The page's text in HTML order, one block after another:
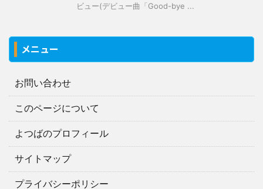
ビュー(デビュー曲「Good-bye ...
メニュー
お問い合わせ
このページについて
よつばのプロフィール
サイトマップ
プライバシーポリシー